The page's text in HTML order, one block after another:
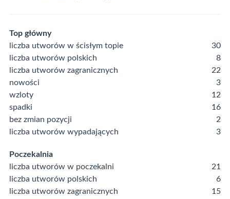
Top główny
liczba utworów w ścisłym topie
30
liczba utworów polskich
8
liczba utworów zagranicznych
22
nowości
3
wzloty
12
spadki
16
bez zmian pozycji
2
liczba utworów wypadających
3
Poczekalnia
liczba utworów w poczekalni
21
liczba utworów polskich
6
liczba utworów zagranicznych
15